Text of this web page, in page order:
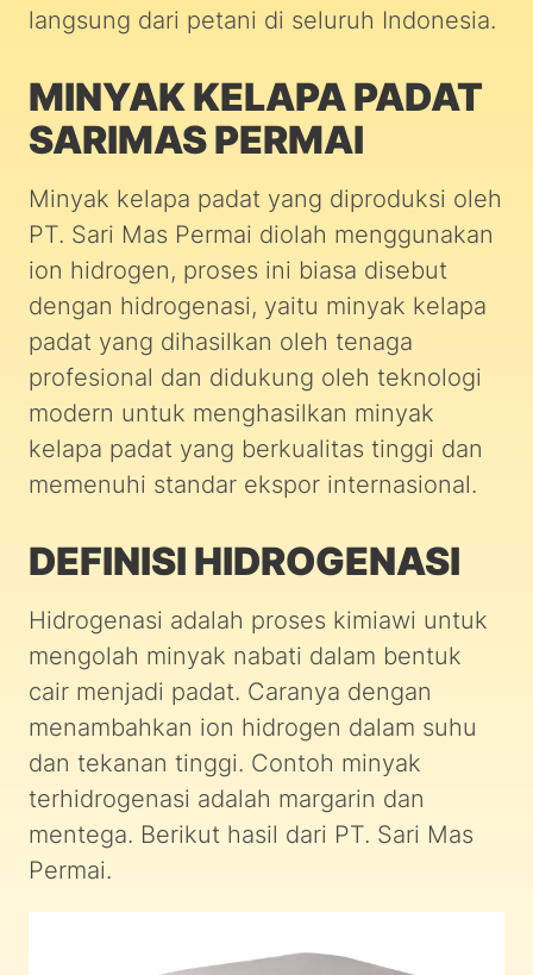
langsung dari petani di seluruh Indonesia.
MINYAK KELAPA PADAT
SARIMAS PERMAI
Minyak kelapa padat yang diproduksi oleh
PT. Sari Mas Permai diolah menggunakan
ion hidrogen, proses ini biasa disebut
dengan hidrogenasi, yaitu minyak kelapa
padat yang dihasilkan oleh tenaga
profesional dan didukung oleh teknologi
modern untuk menghasilkan minyak
kelapa padat yang berkualitas tinggi dan
memenuhi standar ekspor internasional.
DEFINISI HIDROGENASI
Hidrogenasi adalah proses kimiawi untuk
mengolah minyak nabati dalam bentuk
cair menjadi padat. Caranya dengan
menambahkan ion hidrogen dalam suhu
dan tekanan tinggi. Contoh minyak
terhidrogenasi adalah margarin dan
mentega. Berikut hasil dari PT. Sari Mas
Permai.